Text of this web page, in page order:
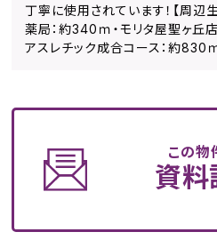
丁寧に使用されています！【周辺
薬局：約340ｍ・モリタ屋聖ヶ丘
アスレチック成合コース：約830
この物
資料